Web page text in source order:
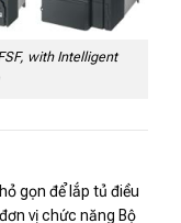
with Intelligent
gọn để lắp tủ điều
vị chức năng Bộ